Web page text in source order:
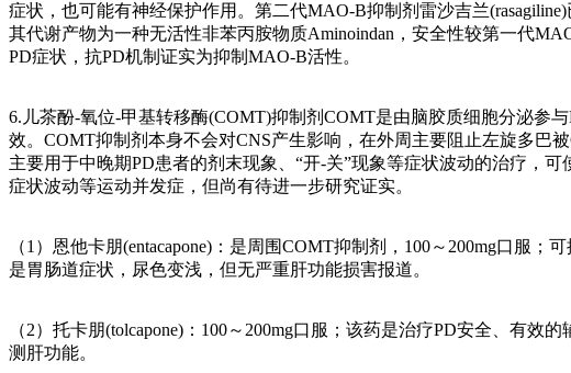
症状，也可能有神经保护作用。第二代MAO-B抑制剂雷沙吉兰
其代谢产物为一种无活性非苯丙胺物质Aminoindan，安全性较第一代
PD症状，抗PD机制证实为抑制MAO-B活性。
6.儿茶酚-氧位-甲基转移酶(COMT)抑制剂COMT是由脑胶质细胞分泌参
效。COMT抑制剂本身不会对CNS产生影响，在外周主要阻止左旋多巴
主要用于中晚期PD患者的剂末现象、“开-关”现象等症状波动的治疗，
症状波动等运动并发症，但尚有待进一步研究证实。
（1）恩他卡朋(entacapone)：是周围COMT抑制剂，100～200mg口服
是胃肠道症状，尿色变浅，但无严重肝功能损害报道。
（2）托卡朋(tolcapone)：100～200mg口服；该药是治疗PD安全、有
测肝功能。